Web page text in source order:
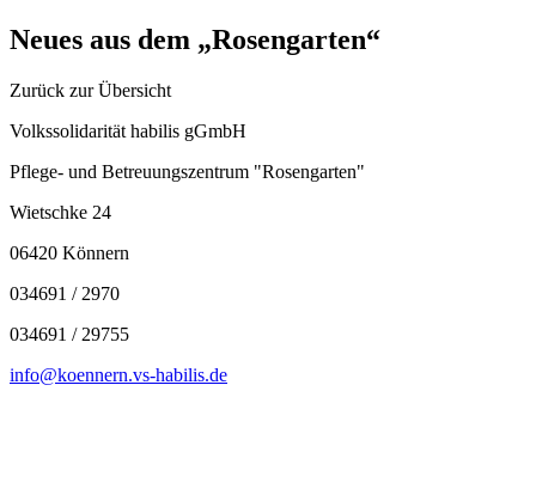
Neues aus dem „Rosengarten“
Zurück zur Übersicht
Volkssolidarität habilis gGmbH
Pflege- und Betreuungszentrum "Rosengarten"
Wietschke 24
06420 Könnern
034691 / 2970
034691 / 29755
info@koennern.vs-habilis.de